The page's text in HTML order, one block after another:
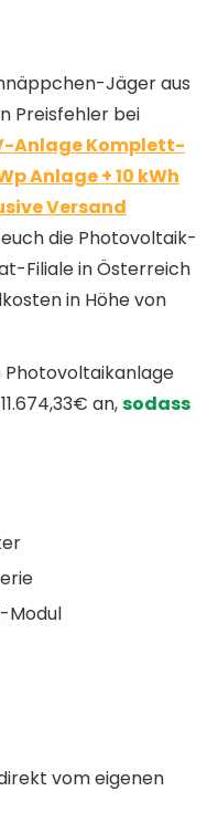
Jäger aus
Preisfehler bei
Anlage Komplett-
Anlage + 10 kWh
Versand
die Photovoltaik-
Filiale in Österreich
in Höhe von
Photovoltaikanlage
an,sodass
Modul
vom eigenen